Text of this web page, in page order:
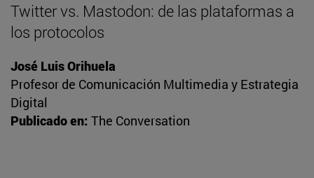
Twitter vs. Mastodon: de las plataformas a
los protocolos
José Luis Orihuela
Profesor de Comunicación Multimedia y Estrategia
Digital
Publicado en: The Conversation